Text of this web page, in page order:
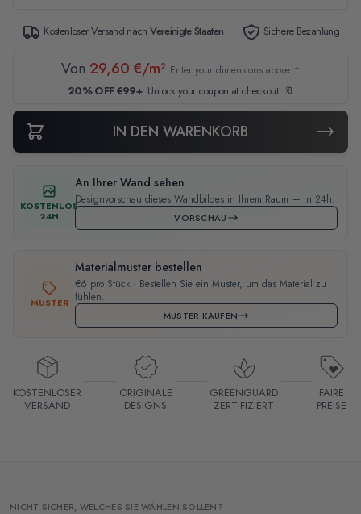
Kostenloser Versand nachVereinigte Staaten Sichere Bezahlung
Von 29,60 €/m² Enter your dimensions above ↑
20% OFF €99+ Unlock your coupon at checkout! 🔖
IN DEN WARENKORB
KOSTENLOS
24H
An Ihrer Wand sehen
Designvorschau dieses Wandbildes in Ihrem Raum — in 24h.
VORSCHAU
MUSTER
Materialmuster bestellen
€6 pro Stück · Bestellen Sie ein Muster, um das Material zu
fühlen.
MUSTER KAUFEN
KOSTENLOSER
VERSAND
ORIGINALE
DESIGNS
GREENGUARD
ZERTIFIZIERT
FAIRE
PREISE
NICHT SICHER, WELCHES SIE WÄHLEN SOLLEN?